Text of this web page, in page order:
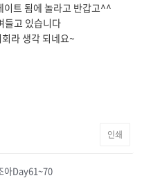
이트 됨에 놀라고 반갑고^^
들고 있습니다
라 생각 되네요~
인쇄
아Day61~70